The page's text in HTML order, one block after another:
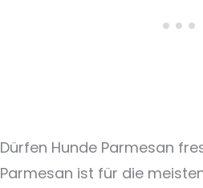
Dürfen Hunde Parmesan
Parmesan ist für die